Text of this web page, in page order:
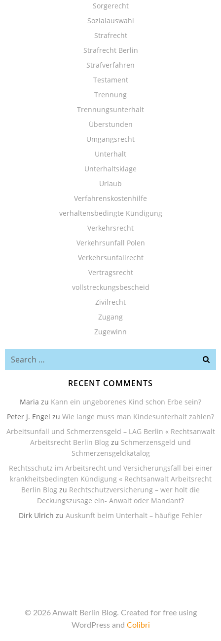
Sorgerecht
Sozialauswahl
Strafrecht
Strafrecht Berlin
Strafverfahren
Testament
Trennung
Trennungsunterhalt
Überstunden
Umgangsrecht
Unterhalt
Unterhaltsklage
Urlaub
Verfahrenskostenhilfe
verhaltensbedingte Kündigung
Verkehrsrecht
Verkehrsunfall Polen
Verkehrsunfallrecht
Vertragsrecht
vollstreckungsbescheid
Zivilrecht
Zugang
Zugewinn
RECENT COMMENTS
Maria zu Kann ein ungeborenes Kind schon Erbe sein?
Peter J. Engel zu Wie lange muss man Kindesunterhalt zahlen?
Arbeitsunfall und Schmerzensgeld – LAG Berlin « Rechtsanwalt
Arbeitsrecht Berlin Blog zu Schmerzensgeld und
Schmerzensgeldkatalog
Rechtsschutz im Arbeitsrecht und Versicherungsfall bei einer
krankheitsbedingten Kündigung « Rechtsanwalt Arbeitsrecht
Berlin Blog zu Rechtschutzversicherung – wer holt die
Deckungszusage ein- Anwalt oder Mandant?
Dirk Ulrich zu Auskunft beim Unterhalt – häufige Fehler
© 2026 Anwalt Berlin Blog. Created for free using
WordPress and Colibri